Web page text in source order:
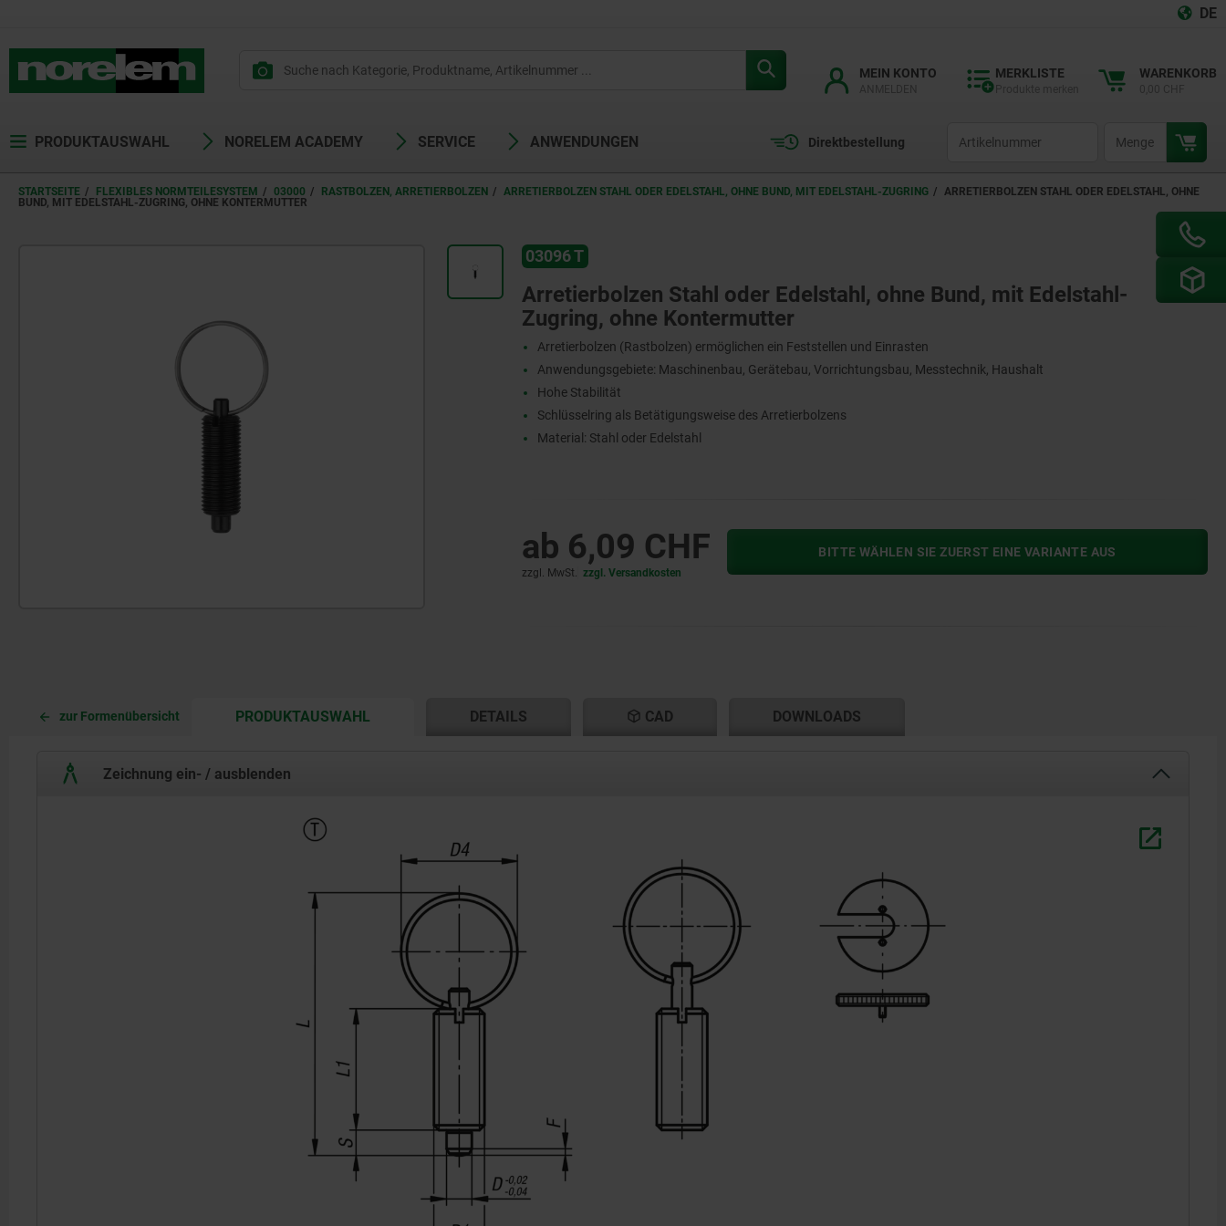
DE
MEIN KONTO MERKLISTE WARENKORB
PRODUKTAUSWAHL NORELEM ACADEMY SERVICE ANWENDUNGEN Direktbestellung
STARTSEITE FLEXIBLES NORMTEILESYSTEM 03000 RASTBOLZEN, ARRETIERBOLZEN ARRETIERBOLZEN STAHL ODER EDELSTAHL, OHNE BUND, MIT EDELSTAHL-ZUGRING
ARRETIERBOLZEN STAHL ODER EDELSTAHL, OHNE
BUND, MIT EDELSTAHL-ZUGRING, OHNE KONTERMUTTER
03096 T
Arretierbolzen Stahl oder Edelstahl, ohne Bund, mit Edelstahl-
Zugring, ohne Kontermutter
Arretierbolzen (Rastbolzen) ermöglichen ein Feststellen und Einrasten
Anwendungsgebiete: Maschinenbau, Gerätebau, Vorrichtungsbau, Messtechnik, Haushalt
Hohe Stabilität
Schlüsselring als Betätigungsweise des Arretierbolzens
Material: Stahl oder Edelstahl
ab 6,09 CHF
zzgl. MwSt. zzgl. Versandkosten
BITTE WÄHLEN SIE ZUERST EINE VARIANTE AUS
zur Formenübersicht PRODUKTAUSWAHL DETAILS CAD DOWNLOADS
Zeichnung ein- / ausblenden